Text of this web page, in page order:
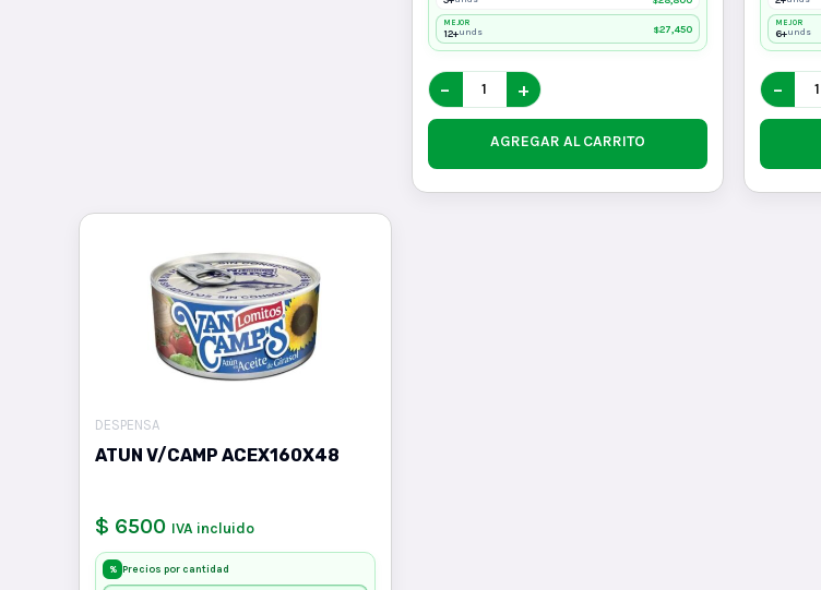
MEJOR
12+unds $27,450
− +
AGREGAR AL CARRITO
MEJOR
6+unds
−
DESPENSA
ATUN V/CAMP ACEX160X48
$ 6500 IVA incluido
% Precios por cantidad